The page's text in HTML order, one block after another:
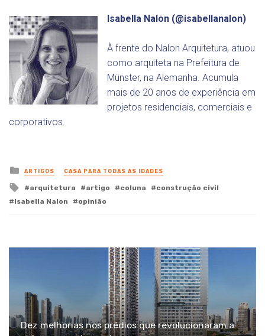
Isabella Nalon (@isabellanalon)
À frente do Nalon Arquitetura, atuou
como arquiteta na Prefeitura de
Münster, na Alemanha. Acumula
mais de 20 anos de experiência em
projetos residenciais, comerciais e
corporativos.
Posted
in
ARTIGOS CASA PARA TODAS AS IDADES
Tagged
with
arquitetura artigo coluna
construção civil
Isabella Nalon
opinião
Dez melhorias nos prédios que revolucionaram a